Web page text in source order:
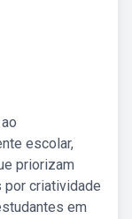
escolar,
priorizam
por criatividade
em